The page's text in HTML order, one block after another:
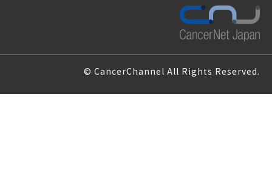
© CancerChannel All Rights Reserved.